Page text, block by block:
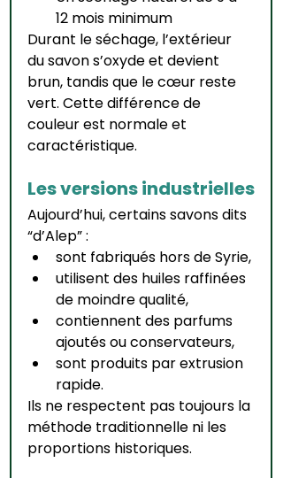
12 mois minimum
Durant le séchage, l’extérieur
du savon s’oxyde et devient
brun, tandis que le cœur reste
vert. Cette différence de
couleur est normale et
caractéristique.
Les versions industrielles
Aujourd’hui, certains savons dits
“d’Alep” :
sont fabriqués hors de Syrie,
utilisent des huiles raffinées
de moindre qualité,
contiennent des parfums
ajoutés ou conservateurs,
sont produits par extrusion
rapide.
Ils ne respectent pas toujours la
méthode traditionnelle ni les
proportions historiques.